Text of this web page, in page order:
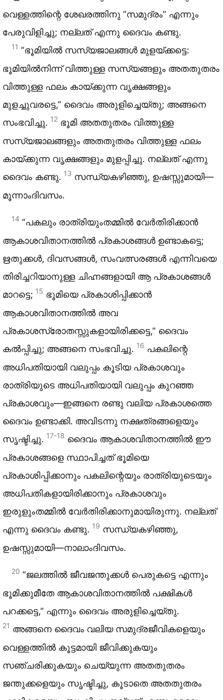
വെള്ളത്തിന്റെ ശേഖരത്തിനു “സമുദ്രം” എന്നും
പേരുവിളിച്ചു; നല്ലത് എന്നു ദൈവം കണ്ടു.
11 “ഭൂമിയിൽ സസ്യജാലങ്ങൾ മുളയ്ക്കട്ടെ:
ഭൂമിയിൽനിന്ന് വിത്തുള്ള സസ്യങ്ങളും അതതുതരം
വിത്തുള്ള ഫലം കായ്ക്കുന്ന വൃക്ഷങ്ങളും
മുളച്ചുവരട്ടെ,” ദൈവം അരുളിച്ചെയ്തു; അങ്ങനെ
സംഭവിച്ചു. 12 ഭൂമി അതതുതരം വിത്തുള്ള
സസ്യജാലങ്ങളും അതതുതരം വിത്തുള്ള ഫലം
കായ്ക്കുന്ന വൃക്ഷങ്ങളും മുളപ്പിച്ചു. നല്ലത് എന്നു
ദൈവം കണ്ടു. 13 സന്ധ്യകഴിഞ്ഞു, ഉഷസ്സുമായി—
മൂന്നാംദിവസം.
14 “പകലും രാത്രിയുംതമ്മിൽ വേർതിരിക്കാൻ
ആകാശവിതാനത്തിൽ പ്രകാശങ്ങൾ ഉണ്ടാകട്ടെ;
ഋതുക്കൾ, ദിവസങ്ങൾ, സംവത്സരങ്ങൾ എന്നിവയെ
തിരിച്ചറിയാനുള്ള ചിഹ്നങ്ങളായി ആ പ്രകാശങ്ങൾ
മാറട്ടെ; 15 ഭൂമിയെ പ്രകാശിപ്പിക്കാൻ
ആകാശവിതാനത്തിൽ അവ
പ്രകാശസ്രോതസ്സുകളായിരിക്കട്ടെ,” ദൈവം
കൽപ്പിച്ചു; അങ്ങനെ സംഭവിച്ചു. 16 പകലിന്റെ
അധിപതിയായി വലുപ്പം കൂടിയ പ്രകാശവും
രാത്രിയുടെ അധിപതിയായി വലുപ്പം കുറഞ്ഞ
പ്രകാശവും—ഇങ്ങനെ രണ്ടു വലിയ പ്രകാശത്തെ
ദൈവം ഉണ്ടാക്കി. അവിടന്നു നക്ഷത്രങ്ങളെയും
സൃഷ്ടിച്ചു. 17-18 ദൈവം ആകാശവിതാനത്തിൽ ഈ
പ്രകാശങ്ങളെ സ്ഥാപിച്ചത് ഭൂമിയെ
പ്രകാശിപ്പിക്കാനും പകലിന്റെയും രാത്രിയുടെയും
അധിപതികളായിരിക്കാനും പ്രകാശവും
ഇരുളുംതമ്മിൽ വേർതിരിക്കാനുമായിരുന്നു. നല്ലത്
എന്നു ദൈവം കണ്ടു. 19 സന്ധ്യകഴിഞ്ഞു,
ഉഷസ്സുമായി—നാലാംദിവസം.
20 “ജലത്തിൽ ജീവജന്തുക്കൾ പെരുകട്ടെ എന്നും
ഭൂമിക്കുമീതേ ആകാശവിതാനത്തിൽ പക്ഷികൾ
പറക്കട്ടെ,” എന്നും ദൈവം അരുളിച്ചെയ്തു.
21 അങ്ങനെ ദൈവം വലിയ സമുദ്രജീവികളെയും
വെള്ളത്തിൽ കൂട്ടമായി ജീവിക്കുകയും
സഞ്ചരിക്കുകയും ചെയ്യുന്ന അതതുതരം
ജന്തുക്കളെയും സൃഷ്ടിച്ചു, കൂടാതെ അതതുതരം